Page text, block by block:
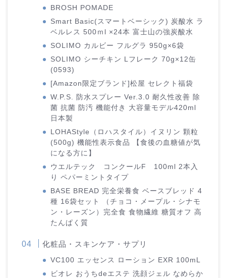
BROSH POMADE
Smart Basic(スマートベーシック) 炭酸水 ラ
ベルレス 500ｍl ×24本 富士山の強炭酸水
SOLIMO カルビー フルグラ 950g×6袋
SOLIMO シーチキン Lフレーク 70g×12缶
(0593)
[Amazon限定ブランド]松屋 セレクト福袋
W.P.S. 防水スプレー Ver.3.0 耐久性改善 除
菌 抗菌 防汚 機能付き 大容量モデル420ml
日本製
LOHAStyle（ロハスタイル）イヌリン 顆粒
(500g) 機能性表示食品 【食後の血糖値が気
になる方に】
ウエルテック コンクールF 100ml 2本入
り ペパーミントタイプ
BASE BREAD 完全栄養食 ベースブレッド 4
種 16袋セット （チョコ・メープル・シナモ
ン・レーズン）完全食 食物繊維 糖質オフ 高
たんぱく質
化粧品・スキンケア・サプリ
VC100 エッセンス ローション EXR 100mL
ビオレ おうちdeエステ 洗顔ジェル なめらか